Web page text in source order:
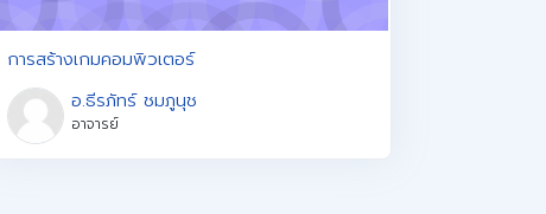
การสร้างเกมคอมพิวเตอร์
อ.ธีรภัทร์ ชมภูนุช
อาจารย์